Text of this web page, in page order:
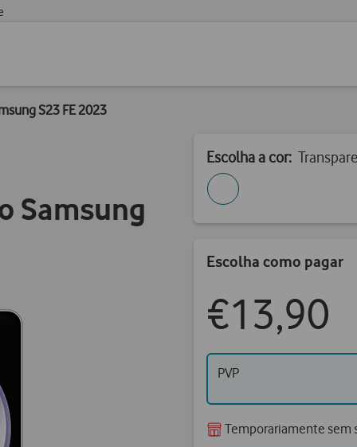
S23 FE 2023
Samsung
Escolha a cor:
Escolha como pagar
€13,90
PVP
Temporariamente sem